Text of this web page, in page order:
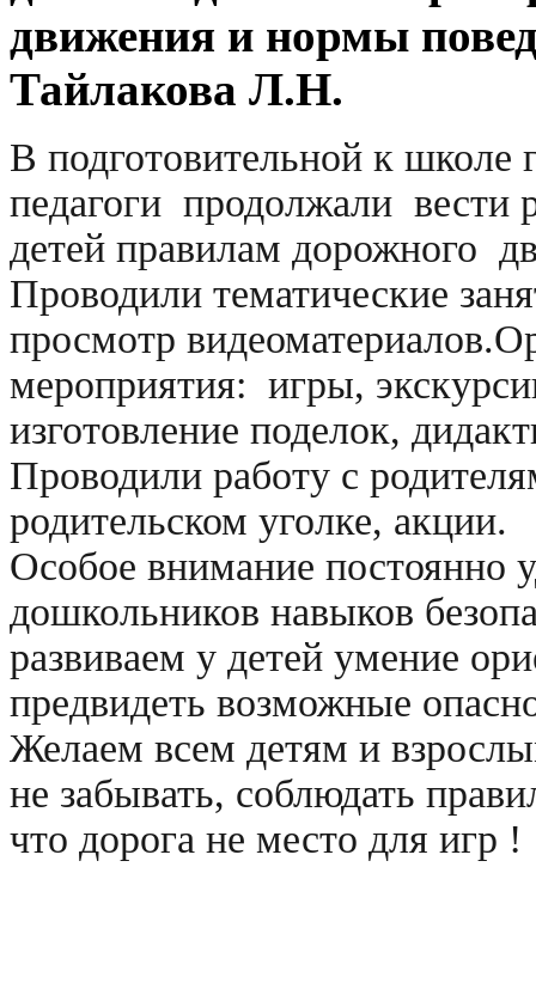
движения и нормы
Тайлакова Л.Н.
В подготовительной к школе
педагоги продолжали вести
детей правилам дорожного
Проводили тематические
просмотр
мероприятия: игры,
изготовление поделок,
Проводили работу с
родительском уголке, акции.
Особое внимание постоянно
дошкольников навыков
развиваем у детей умение
предвидеть возможные
Желаем всем детям и
не забывать, соблюдать
что дорога не место для игр !